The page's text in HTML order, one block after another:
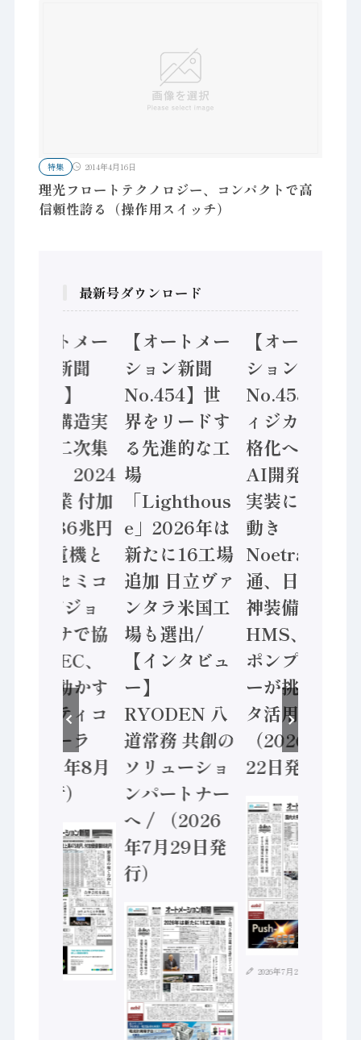
特集 2014年4月16日
理光フロートテクノロジー、コンパクトで高
信頼性誇る（操作用スイッチ）
最新号ダウンロード
【オートメー
ション新聞
No.455】
「経済構造実
態調査二次集
計結果」2024
年製造業 付加
価値額86兆円
/ 三菱電機と
ソニーセミコ
ン AIビジョ
ンセンサで協
業 / IDEC、
安全に動かす
セーフティコ
ントローラ
（2026年8月
5日発行）
【オートメー
ション新聞
No.454】世
界をリードす
る先進的な工
場
「Lighthous
e」2026年は
新たに16工場
追加 日立ヴァ
ンタラ米国工
場も選出/
【インタビュ
ー】
RYODEN 八
道常務 共創の
ソリューショ
ンパートナー
へ / （2026
年7月29日発
行）
【オートメー
ション新聞
No.453】フ
ィジカルAI本
格化へ 国産
AI開発や社会
実装に活発な
動き
Noetra、富士
通、日立 / 兵
神装備 ×
HMS、老舗
ポンプメーカ
ーが挑むデー
タ活用 など
（2026年7月
22日発行）
2026年7月21日